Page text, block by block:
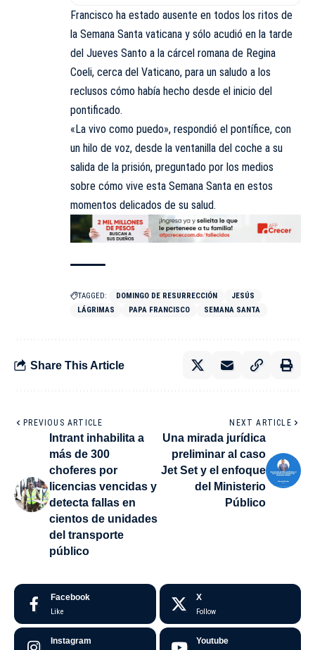
Francisco ha estado ausente en todos los ritos de
la Semana Santa vaticana y sólo acudió en la tarde
del Jueves Santo a la cárcel romana de Regina
Coeli, cerca del Vaticano, para un saludo a los
reclusos cómo había hecho desde el inicio del
pontificado.
«La vivo como puedo», respondió el pontífice, con
un hilo de voz, desde la ventanilla del coche a su
salida de la prisión, preguntado por los medios
sobre cómo vive esta Semana Santa en estos
momentos delicados de su salud.
TAGGED: DOMINGO DE RESURRECCIÓN
JESÚS
LÁGRIMAS
PAPA FRANCISCO SEMANA SANTA
Share This Article
PREVIOUS ARTICLE
Intrant inhabilita a
más de 300
choferes por
licencias vencidas y
detecta fallas en
cientos de unidades
del transporte
público
NEXT ARTICLE
Una mirada jurídica
preliminar al caso
Jet Set y el enfoque
del Ministerio
Público
Facebook
Like
X
Follow
Instagram Youtube